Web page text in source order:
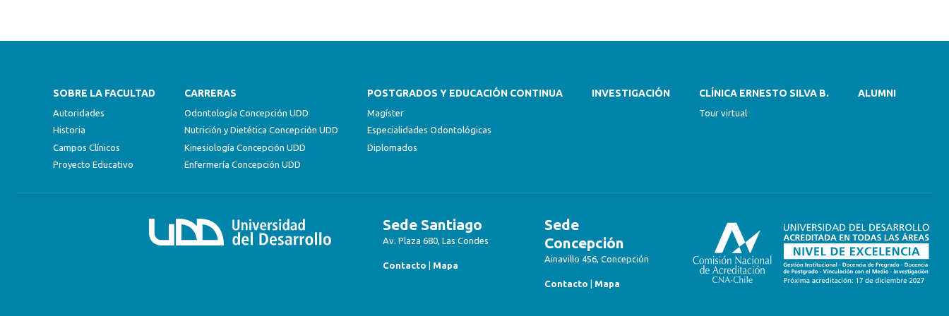
SOBRE LA FACULTAD
Autoridades
Historia
Campos Clínicos
Proyecto Educativo
CARRERAS
Odontología Concepción UDD
Nutrición y Dietética Concepción UDD
Kinesiología Concepción UDD
Enfermería Concepción UDD
POSTGRADOS Y EDUCACIÓN CONTINUA
Magíster
Especialidades Odontológicas
Diplomados
INVESTIGACIÓN CLÍNICA ERNESTO SILVA B.
Tour virtual
ALUMNI
Sede Santiago
Av. Plaza 680, Las Condes
Contacto Mapa
Sede
Concepción
Ainavillo 456, Concepción
Contacto Mapa